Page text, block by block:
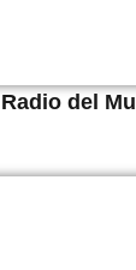
del